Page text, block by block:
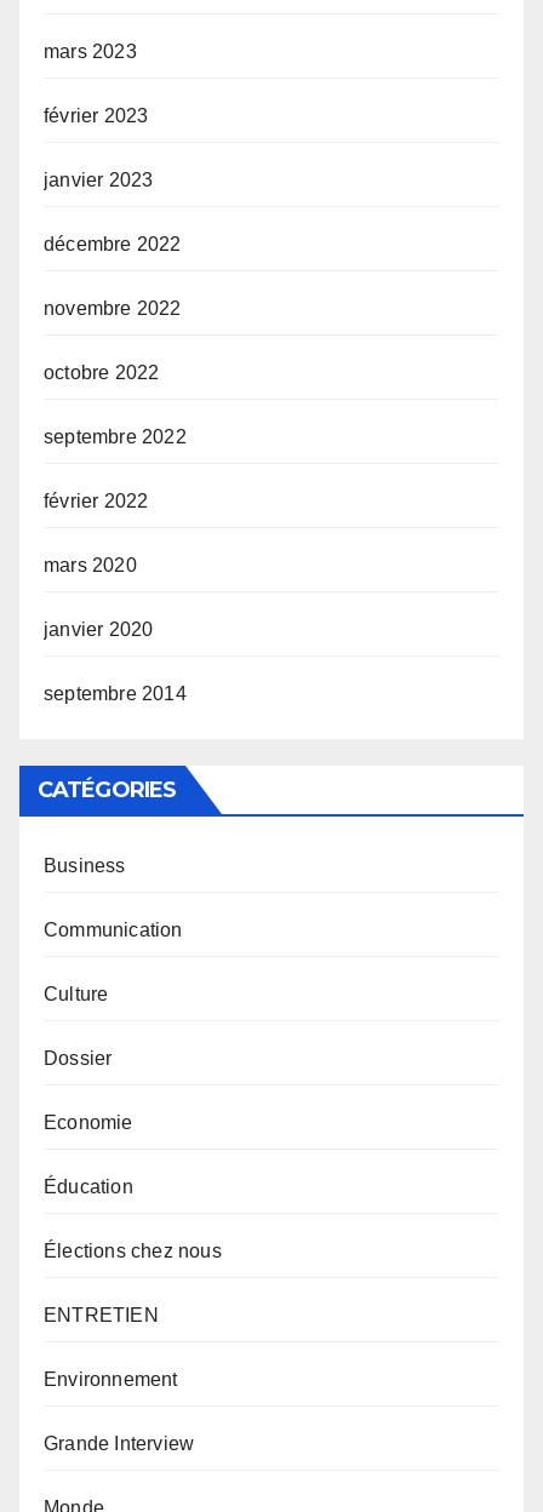
mars 2023
février 2023
janvier 2023
décembre 2022
novembre 2022
octobre 2022
septembre 2022
février 2022
mars 2020
janvier 2020
septembre 2014
CATÉGORIES
Business
Communication
Culture
Dossier
Economie
Éducation
Élections chez nous
ENTRETIEN
Environnement
Grande Interview